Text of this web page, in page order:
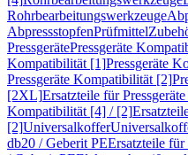
Rohrbearbeitungswerkzeuge
AbpressstopfenPrüfmittel
PressgerätePressgeräte
Kompatibilität [1]Pressgeräte
Pressgeräte Kompatibilität [2]
[2XL]Ersatzteile für
Kompatibilität [4] / [2]
[2]Universalkoffer
db20 / Geberit PEErsatzteile